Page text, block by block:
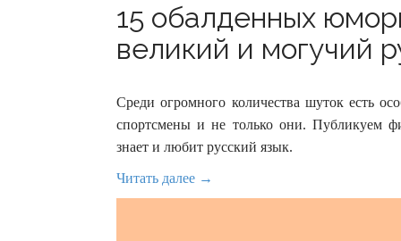
15 обалденных
великий и могучий
Среди огромного количества шуток есть
спортсмены и не только они. Публикуем
знает и любит русский язык.
Читать далее →